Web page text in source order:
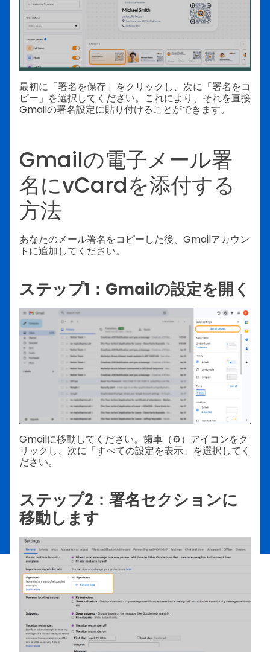
最初に「署名を保存」をクリックし、次に「署名をコ
ピー」を選択してください。これにより、それを直接
Gmailの署名設定に貼り付けることができます。
Gmailの電子メール署
名にvCardを添付する
方法
あなたのメール署名をコピーした後、Gmailアカウン
トに追加してください。
ステップ1：Gmailの設定を開く
Gmailに移動してください。歯車（⚙️）アイコンをク
リックし、次に「すべての設定を表示」を選択してく
ださい。
ステップ2：署名セクションに
移動します